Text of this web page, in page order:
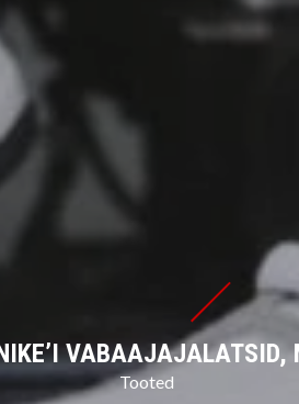
VABAAJAJALATSID,
Tooted
ELAMUS SÜNNIB
ÄÄRES – AUGUSTIS
JA MAARDU
Üritused